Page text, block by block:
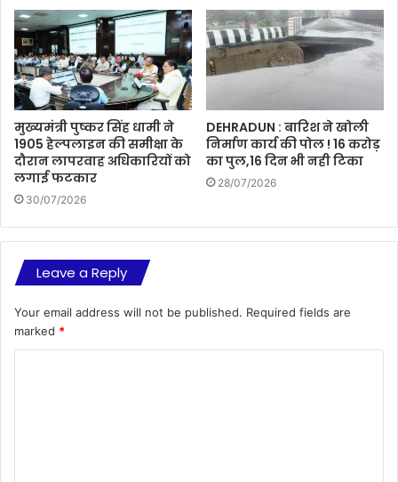
मुख्यमंत्री पुष्कर सिंह धामी ने
1905 हेल्पलाइन की समीक्षा के
दौरान लापरवाह अधिकारियों को
लगाई फटकार
30/07/2026
DEHRADUN : बारिश ने खोली
निर्माण कार्य की पोल ! 16 करोड़
का पुल,16 दिन भी नही टिका
28/07/2026
Leave a Reply
Your email address will not be published. Required fields are
marked *